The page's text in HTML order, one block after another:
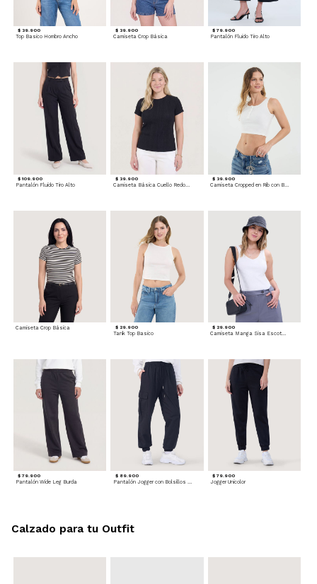
$ 39.900
Top Basico Hombro Ancho
$ 39.900
Camiseta Crop Básica
$ 79.900
Pantalón Fluido Tiro Alto
$ 109.900
Pantalón Fluido Tiro Alto
$ 39.900
Camiseta Básica Cuello Redondo
$ 39.900
Camiseta Cropped en Rib con Botones
Camiseta Crop Básica $ 29.900
Tank Top Basico
$ 29.900
Camiseta Manga Sisa Escotada
$ 79.900
Pantalón Wide Leg Burda
$ 89.900 $ 79.900
Jogger Unicolor
Calzado para tu Outfit